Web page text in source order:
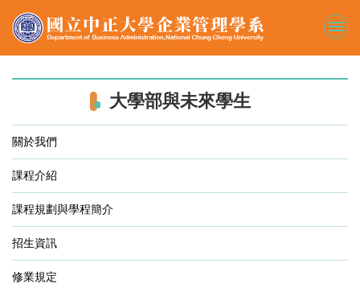
到
內
大學部與未來學生
關於我們
課程介紹
課程規劃與學程簡介
招生資訊
修業規定